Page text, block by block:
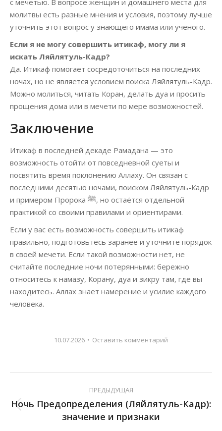
с мечетью. В вопросе женщин и домашнего места для
молитвы есть разные мнения и условия, поэтому лучше
уточнить этот вопрос у знающего имама или учёного.
Если я не могу совершить итикаф, могу ли я
искать Ляйлятуль-Кадр?
Да. Итикаф помогает сосредоточиться на последних
ночах, но не является условием поиска Ляйлятуль-Кадр.
Можно молиться, читать Коран, делать дуа и просить
прощения дома или в мечети по мере возможностей.
Заключение
Итикаф в последней декаде Рамадана — это
возможность отойти от повседневной суеты и
посвятить время поклонению Аллаху. Он связан с
последними десятью ночами, поиском Ляйлятуль-Кадр
и примером Пророка ﷺ, но остаётся отдельной
практикой со своими правилами и ориентирами.
Если у вас есть возможность совершить итикаф
правильно, подготовьтесь заранее и уточните порядок
в своей мечети. Если такой возможности нет, не
считайте последние ночи потерянными: бережно
относитесь к намазу, Корану, дуа и зикру там, где вы
находитесь. Аллах знает намерение и усилие каждого
человека.
10.07.2026 Оставить комментарий
ПРЕДЫДУЩАЯ
Ночь Предопределения (Ляйлятуль-Кадр):
значение и признаки